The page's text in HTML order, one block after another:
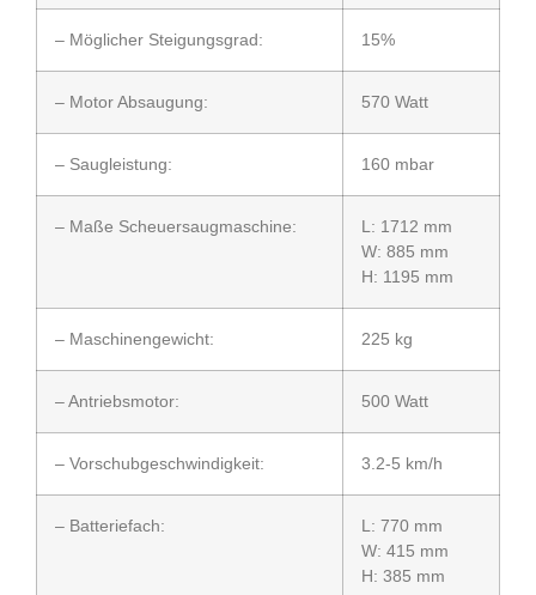
– Möglicher Steigungsgrad: 15%
– Motor Absaugung: 570 Watt
– Saugleistung: 160 mbar
– Maße Scheuersaugmaschine:
L: 1712 mm
W: 885 mm
H: 1195 mm
– Maschinengewicht: 225 kg
– Antriebsmotor: 500 Watt
– Vorschubgeschwindigkeit: 3.2-5 km/h
– Batteriefach:
L: 770 mm
W: 415 mm
H: 385 mm